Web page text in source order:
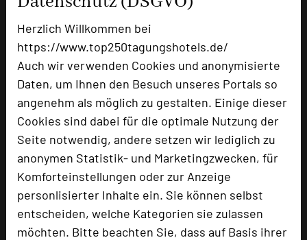
Herzlich Willkommen bei
https://www.top250tagungshotels.de/
Auch wir verwenden Cookies und anonymisierte
Daten, um Ihnen den Besuch unseres Portals so
angenehm als möglich zu gestalten. Einige dieser
Cookies sind dabei für die optimale Nutzung der
Seite notwendig, andere setzen wir lediglich zu
anonymen Statistik- und Marketingzwecken, für
Komforteinstellungen oder zur Anzeige
personlisierter Inhalte ein. Sie können selbst
entscheiden, welche Kategorien sie zulassen
möchten. Bitte beachten Sie, dass auf Basis ihrer
Tagungsteilnehmer
Hotel bewerten
Hoteldaten
Max. Tagungskapazität (Personen)
U-Form
Reihenbestuhlung
Tagungsräume